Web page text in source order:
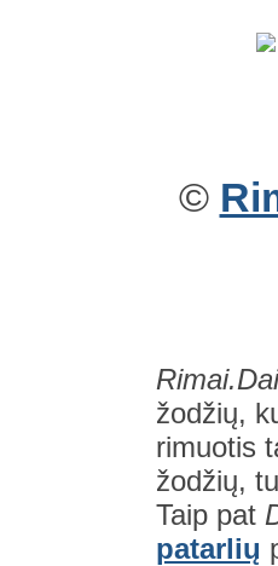
©
žodžių,
rimuotis
žodžių,
Taip pat
patarlių